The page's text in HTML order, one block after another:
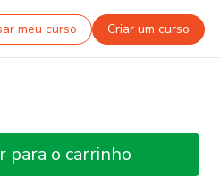
meu curso Criar um curso
para o carrinho